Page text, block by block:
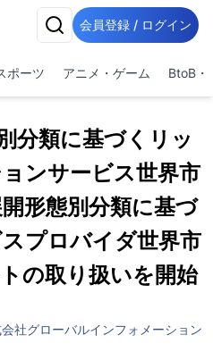
会員登録 / ログイン
ポーツ アニメ・ゲーム BtoB・
分類に基づくリッ
ンサービス世界市
形態別分類に基づ
プロバイダ世界市
の取り扱いを開始
社グローバルインフォメーション